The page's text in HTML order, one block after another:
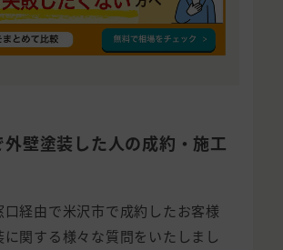
外壁塗装した人の成約・施工
口経由で米沢市で成約したお客様
に関する様々な質問をいたしまし